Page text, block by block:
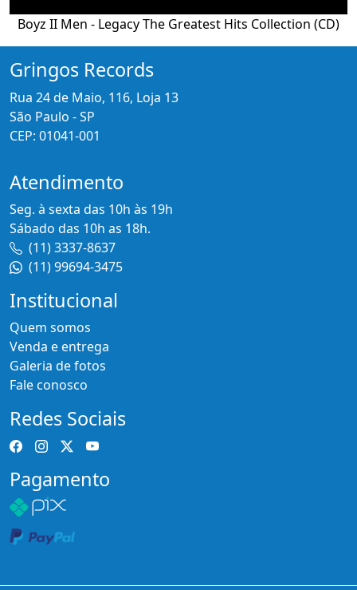
Boyz II Men - Legacy The Greatest Hits Collection (CD)
Gringos Records
Rua 24 de Maio, 116, Loja 13
São Paulo - SP
CEP: 01041-001
Atendimento
Seg. à sexta das 10h às 19h
Sábado das 10h as 18h.
(11) 3337-8637
(11) 99694-3475
Institucional
Quem somos
Venda e entrega
Galeria de fotos
Fale conosco
Redes Sociais
Pagamento